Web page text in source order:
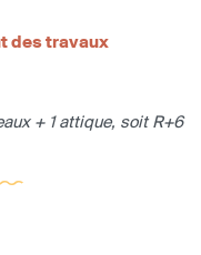
des travaux
+ 1 attique, soit R+6